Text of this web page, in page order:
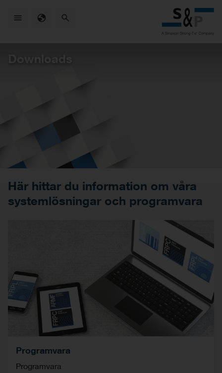
Downloads
Här hittar du information om våra
systemlösningar och programvara
Programvara
Programvara